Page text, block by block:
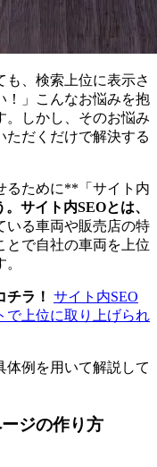
も、検索上位に表示さ
！」こんなお悩みを抱
。しかし、そのお悩み
ただくだけで解決する
るために**「サイト内
サイト内SEOとは、
いる車両や販売店の特
とで自社の車両を上位
ラ！ サイト内SEO
で上位に取り上げられ
体例を用いて解説して
ジの作り方